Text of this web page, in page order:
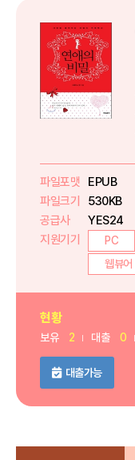
파일포맷
EPUB
파일크기
530KB
공급사
YES24
지원기기
PC
웹뷰어
현황
보유 2 대출 0
대출가능